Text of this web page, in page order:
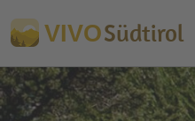
VIVOSüdtirol